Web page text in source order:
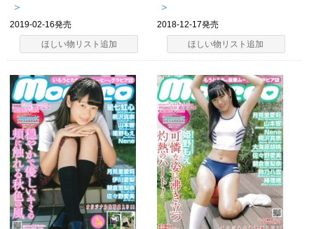
＞
2019-02-16発売
ほしい物リスト追加
＞
2018-12-17発売
ほしい物リスト追加